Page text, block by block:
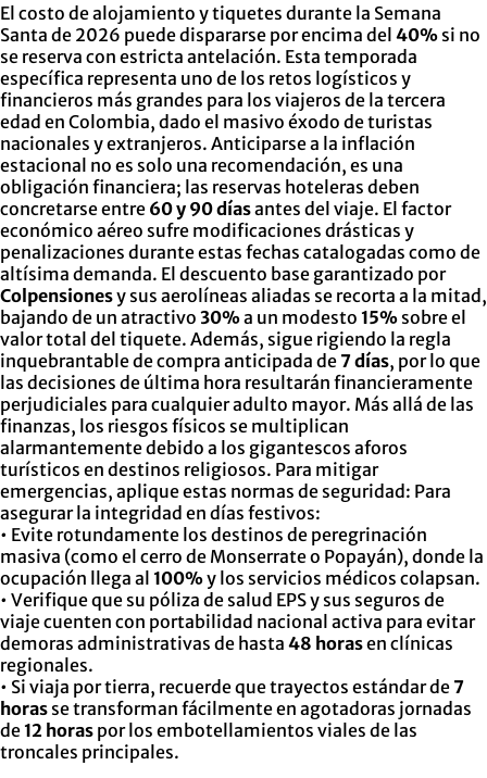
El costo de alojamiento y tiquetes durante la Semana
Santa de 2026 puede dispararse por encima del 40% si no
se reserva con estricta antelación. Esta temporada
específica representa uno de los retos logísticos y
financieros más grandes para los viajeros de la tercera
edad en Colombia, dado el masivo éxodo de turistas
nacionales y extranjeros. Anticiparse a la inflación
estacional no es solo una recomendación, es una
obligación financiera; las reservas hoteleras deben
concretarse entre 60 y 90 díasantes del viaje. El factor
económico aéreo sufre modificaciones drásticas y
penalizaciones durante estas fechas catalogadas como de
altísima demanda. El descuento base garantizado por
Colpensionesy sus aerolíneas aliadas se recorta a la mitad,
bajando de un atractivo 30%a un modesto 15% sobre el
valor total del tiquete. Además, sigue rigiendo la regla
inquebrantable de compra anticipada de 7 días, por lo que
las decisiones de última hora resultarán financieramente
perjudiciales para cualquier adulto mayor. Más allá de las
finanzas, los riesgos físicos se multiplican
alarmantemente debido a los gigantescos aforos
turísticos en destinos religiosos. Para mitigar
emergencias, aplique estas normas de seguridad: Para
asegurar la integridad en días festivos:
• Evite rotundamente los destinos de peregrinación
masiva (como el cerro de Monserrate o Popayán), donde la
ocupación llega al 100%y los servicios médicos colapsan.
• Verifique que su póliza de salud EPS y sus seguros de
viaje cuenten con portabilidad nacional activa para evitar
demoras administrativas de hasta 48 horasen clínicas
regionales.
• Si viaja por tierra, recuerde que trayectos estándar de 7
horas se transforman fácilmente en agotadoras jornadas
de 12 horas por los embotellamientos viales de las
troncales principales.